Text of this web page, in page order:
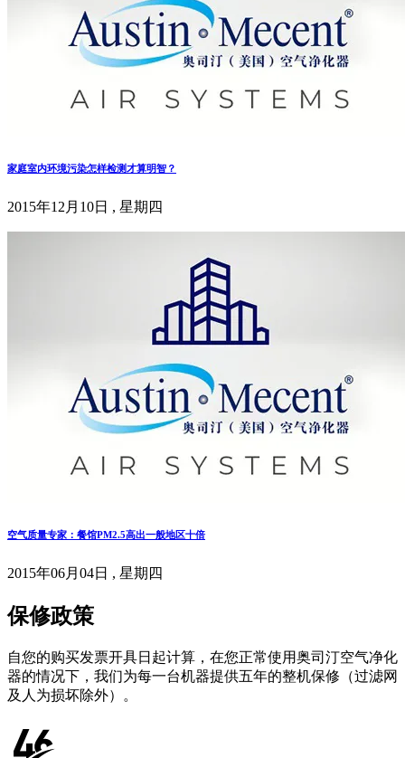
家庭室内环境污染怎样检测才算明智？
2015年12月10日 , 星期四
空气质量专家：餐馆PM2.5高出一般地区十倍
2015年06月04日 , 星期四
保修政策
自您的购买发票开具日起计算，在您正常使用奥司汀空气净化
器的情况下，我们为每一台机器提供五年的整机保修（过滤网
及人为损坏除外）。